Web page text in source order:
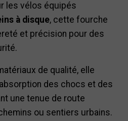
les vélos équipés
à disque, cette fourche
et précision pour des
de qualité, elle
des chocs et des
une tenue de route
ou sentiers urbains.